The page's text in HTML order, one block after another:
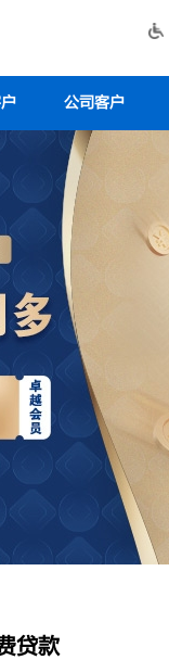
公司客户
贷款